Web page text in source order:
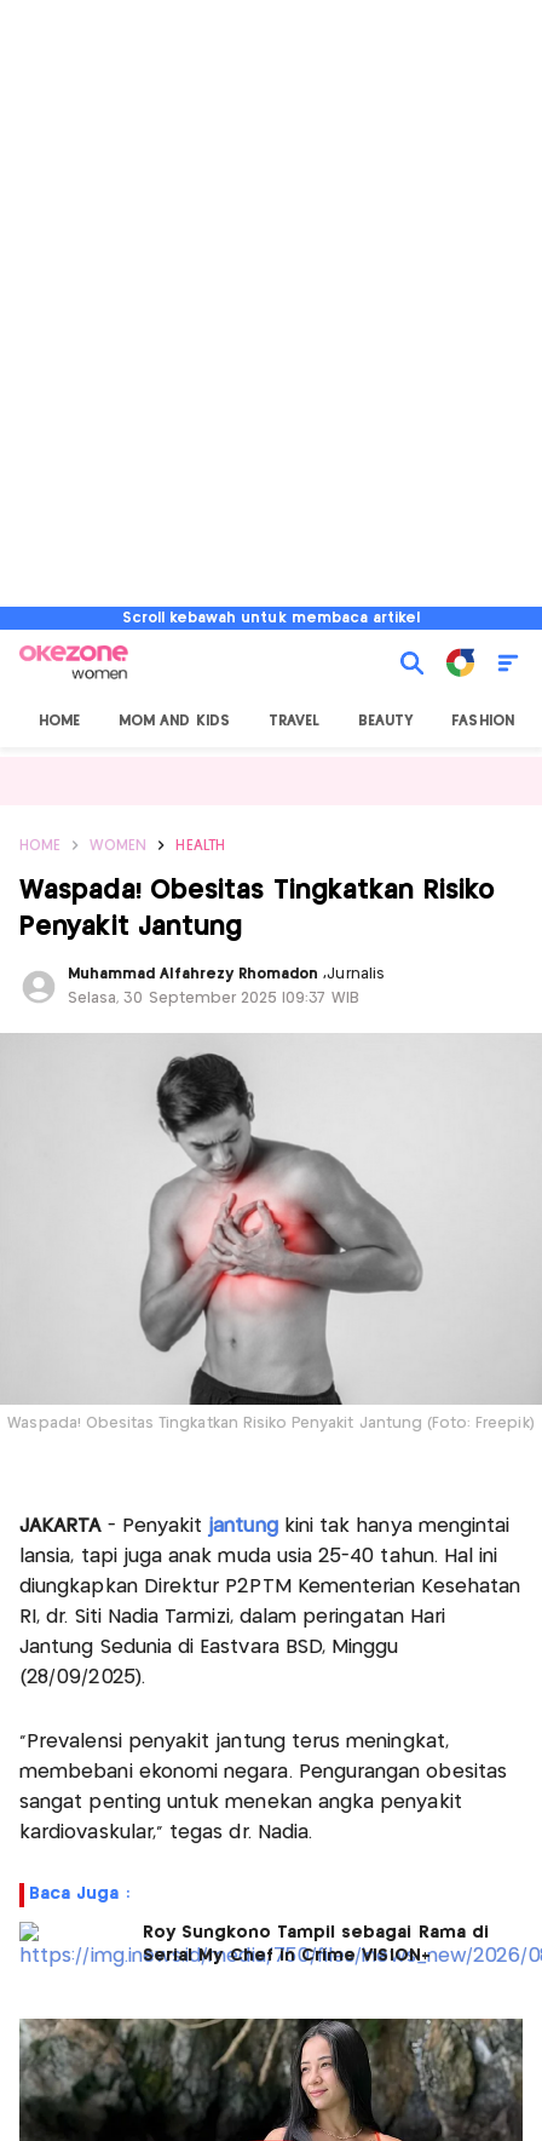
Scroll kebawah untuk membaca artikel
HOME MOM AND KIDS TRAVEL BEAUTY FASHION
HOME WOMEN HEALTH
Waspada! Obesitas Tingkatkan Risiko
Penyakit Jantung
Muhammad Alfahrezy Rhomadon,Jurnalis
Selasa, 30 September 2025 |09:37 WIB
Waspada! Obesitas Tingkatkan Risiko Penyakit Jantung (Foto: Freepik)
JAKARTA - Penyakit jantungkini tak hanya mengintai
lansia, tapi juga anak muda usia 25-40 tahun. Hal ini
diungkapkan Direktur P2PTM Kementerian Kesehatan
RI, dr. Siti Nadia Tarmizi, dalam peringatan Hari
Jantung Sedunia di Eastvara BSD, Minggu
(28/09/2025).
"Prevalensi penyakit jantung terus meningkat,
membebani ekonomi negara. Pengurangan obesitas
sangat penting untuk menekan angka penyakit
kardiovaskular," tegas dr. Nadia.
Baca Juga :
Roy Sungkono Tampil sebagai Rama di
Serial My Chef in Crime VISION+